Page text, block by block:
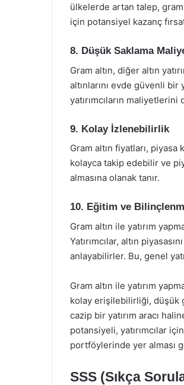
ülkelerde artan talep, gram
için potansiyel kazanç
8. Düşük Saklama
Gram altın, diğer altın
altınlarını evde güvenli
yatırımcıların
9. Kolay İzlenebilirlik
Gram altın fiyatları, piyasa
kolayca takip edebilir ve
almasına olanak tanır.
10. Eğitim ve
Gram altın ile yatırım
Yatırımcılar, altın
anlayabilirler. Bu, genel
Gram altın ile yatırım
kolay erişilebilirliği, düşük
cazip bir yatırım aracı
potansiyeli, yatırımcılar
portföylerinde yer alması
SSS (Sıkça